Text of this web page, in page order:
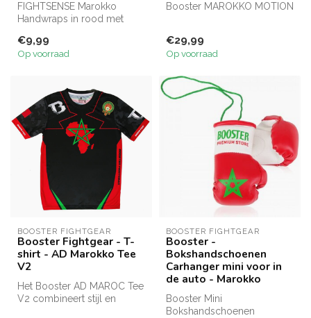
FIGHTSENSE Marokko
Handwraps in rood met
cm of 500 cm...
€9,99
Op voorraad
Booster MAROKKO MOTION
€29,99
Op voorraad
BOOSTER FIGHTGEAR
Booster Fightgear - T-
shirt - AD Marokko Tee
V2
Het Booster AD MAROC Tee
V2 combineert stijl en
BOOSTER FIGHTGEAR
Booster -
Bokshandschoenen
Carhanger mini voor in
de auto - Marokko
Booster Mini
Bokshandschoenen